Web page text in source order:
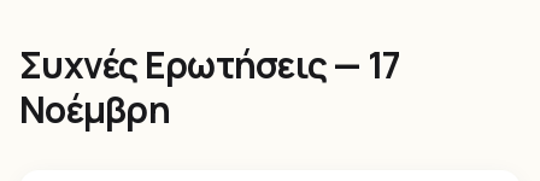
Συχνές Ερωτήσεις — 17
Νοέμβρη